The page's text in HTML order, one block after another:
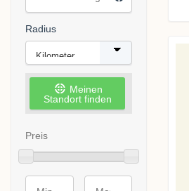
Radius
Meinen
Standort finden
Preis